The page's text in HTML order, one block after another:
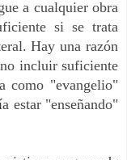
a cualquier obra
si se trata
Hay una razón
incluir suficiente
como "evangelio"
estar "enseñando"